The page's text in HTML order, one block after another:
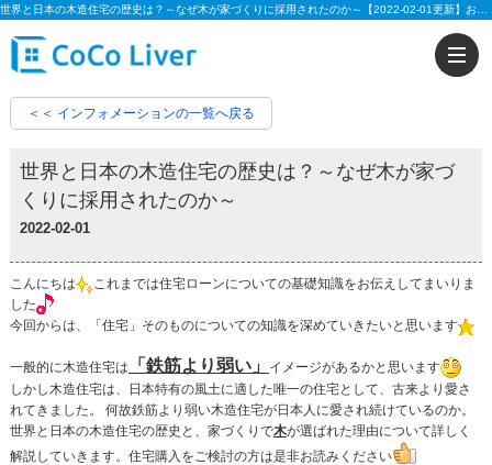
＜＜ インフォメーションの一覧へ戻る
世界と日本の木造住宅の歴史は？～なぜ木が家づ
くりに採用されたのか～
2022-02-01
こんにちは
これまでは住宅ローンについての基礎知識をお伝えしてまいりま
した
今回からは、「住宅」そのものについての知識を深めていきたいと思います
一般的に木造住宅は 「鉄筋より弱い」
イメージがあるかと思います
しかし木造住宅は、日本特有の風土に適した唯一の住宅として、古来より愛さ
れてきました。 何故鉄筋より弱い木造住宅が日本人に愛され続けているのか。
世界と日本の木造住宅の歴史と、家づくりで木が選ばれた理由について詳しく
解説していきます。住宅購入をご検討の方は是非お読みください